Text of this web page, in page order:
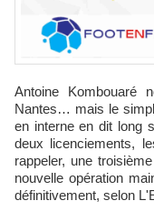
Antoine Kombouaré ne reviendra pas sur le banc du FC
Nantes… mais le
en interne en dit long
deux licenciements,
rappeler, une
nouvelle opération
définitivement, selon